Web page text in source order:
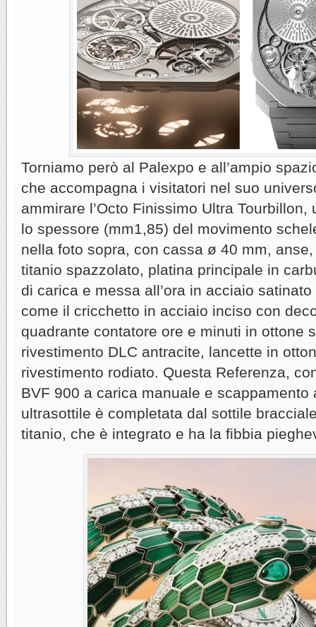
Torniamo però al Palexpo e all’ampio
che accompagna i visitatori nel suo
ammirare l’Octo Finissimo Ultra
lo spessore (mm1,85) del movimento
nella foto sopra, con cassa ø 40 mm,
titanio spazzolato, platina principale in
di carica e messa all’ora in acciaio
come il cricchetto in acciaio inciso con
quadrante contatore ore e minuti in ottone
rivestimento DLC antracite, lancette in
rivestimento rodiato. Questa Referenza,
BVF 900 a carica manuale e scappamento
ultrasottile è completata dal sottile
titanio, che è integrato e ha la fibbia